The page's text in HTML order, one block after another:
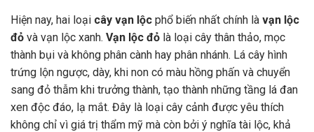
Hiện nay, hai loại cây vạn lộc phổ biến nhất chính là vạn lộc
đỏ và vạn lộc xanh. Vạn lộc đỏ là loại cây thân thảo, mọc
thành bụi và không phân cành hay phân nhánh. Lá cây hình
trứng lộn ngược, dày, khi non có màu hồng phấn và chuyển
sang đỏ thẫm khi trưởng thành, tạo thành những tầng lá đan
xen độc đáo, lạ mắt. Đây là loại cây cảnh được yêu thích
không chỉ vì giá trị thẩm mỹ mà còn bởi ý nghĩa tài lộc, khả